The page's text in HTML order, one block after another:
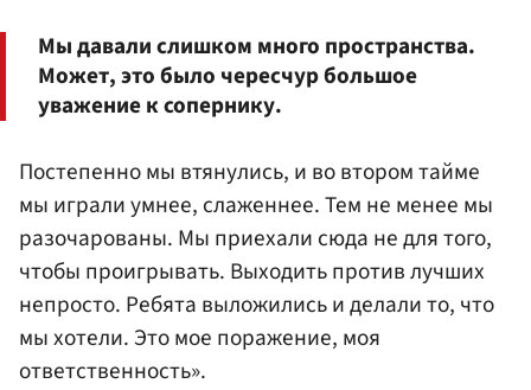
Мы давали слишком много пространства.
Может, это было чересчур большое
уважение к сопернику.
Постепенно мы втянулись, и во втором тайме
мы играли умнее, слаженнее. Тем не менее мы
разочарованы. Мы приехали сюда не для того,
чтобы проигрывать. Выходить против лучших
непросто. Ребята выложились и делали то, что
мы хотели. Это мое поражение, моя
ответственность».